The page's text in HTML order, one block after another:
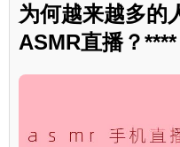
为何越来越多的
ASMR直播？****